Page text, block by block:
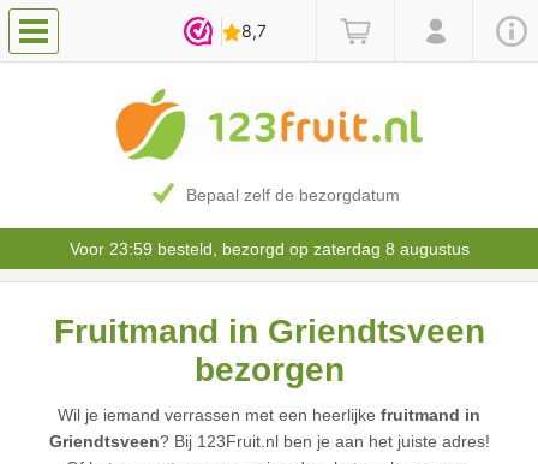
Bepaal zelf de bezorgdatum
Voor 23:59 besteld, bezorgd op zaterdag 8 augustus
Fruitmand in Griendtsveen
bezorgen
Wil je iemand verrassen met een heerlijke fruitmand in
Griendtsveen? Bij 123Fruit.nl ben je aan het juiste adres!